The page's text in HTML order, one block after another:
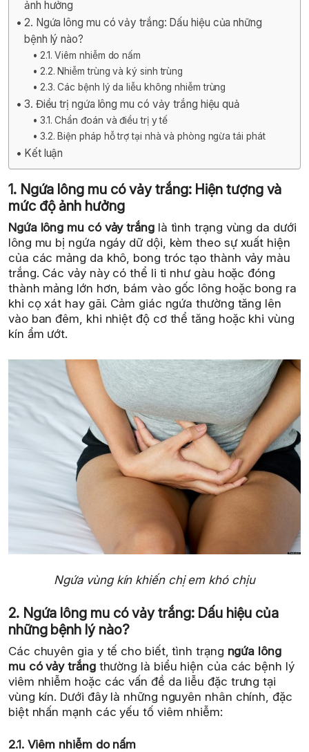
ảnh hưởng
2. Ngứa lông mu có vảy trắng: Dấu hiệu của những
bệnh lý nào?
2.1. Viêm nhiễm do nấm
2.2. Nhiễm trùng và ký sinh trùng
2.3. Các bệnh lý da liễu không nhiễm trùng
3. Điều trị ngứa lông mu có vảy trắng hiệu quả
3.1. Chẩn đoán và điều trị y tế
3.2. Biện pháp hỗ trợ tại nhà và phòng ngừa tái phát
Kết luận
1. Ngứa lông mu có vảy trắng: Hiện tượng và
mức độ ảnh hưởng
Ngứa lông mu có vảy trắnglà tình trạng vùng da dưới
lông mu bị ngứa ngáy dữ dội, kèm theo sự xuất hiện
của các mảng da khô, bong tróc tạo thành vảy màu
trắng. Các vảy này có thể li ti như gàu hoặc đóng
thành mảng lớn hơn, bám vào gốc lông hoặc bong ra
khi cọ xát hay gãi. Cảm giác ngứa thường tăng lên
vào ban đêm, khi nhiệt độ cơ thể tăng hoặc khi vùng
kín ẩm ướt.
Ngứa vùng kín khiến chị em khó chịu
2. Ngứa lông mu có vảy trắng: Dấu hiệu của
những bệnh lý nào?
Các chuyên gia y tế cho biết, tình trạng ngứa lông
mu có vảy trắngthường là biểu hiện của các bệnh lý
viêm nhiễm hoặc các vấn đề da liễu đặc trưng tại
vùng kín. Dưới đây là những nguyên nhân chính, đặc
biệt nhấn mạnh các yếu tố viêm nhiễm:
2.1. Viêm nhiễm do nấm